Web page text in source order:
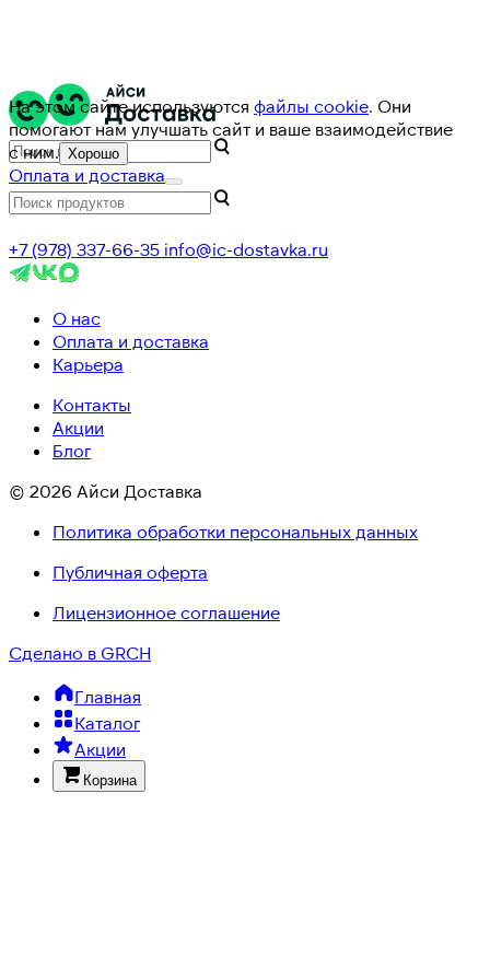
На этом сайте используются файлы cookie. Они
помогают нам улучшать сайт и ваше взаимодействие
с ним. Хорошо
Оплата и доставка
+7 (978) 337-66-35 info@ic-dostavka.ru
О нас
Оплата и доставка
Карьера
Контакты
Акции
Блог
© 2026 Айси Доставка
Политика обработки персональных данных
Публичная оферта
Лицензионное соглашение
Сделано в GRCH
Главная
Каталог
Акции
Корзина